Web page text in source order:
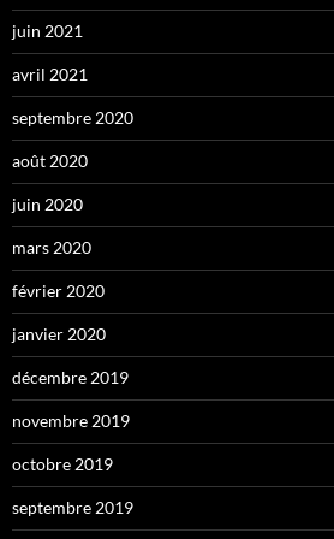
juin 2021
avril 2021
septembre 2020
août 2020
juin 2020
mars 2020
février 2020
janvier 2020
décembre 2019
novembre 2019
octobre 2019
septembre 2019